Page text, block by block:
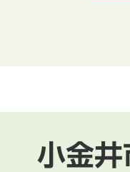
小金井